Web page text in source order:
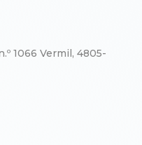
1066 Vermil, 4805-